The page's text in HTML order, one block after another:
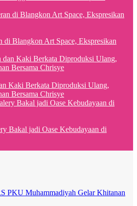
di Blangkon Art Space, Ekspresikan
Kaki Berkata Diproduksi Ulang,
Bersama Chrisye
Bakal jadi Oase Kebudayaan di